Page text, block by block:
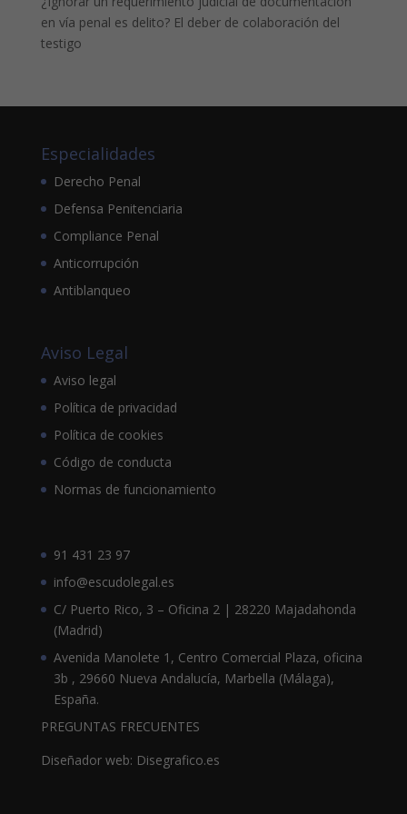
en vía penal es delito? El deber de colaboración del
testigo
Especialidades
Derecho Penal
Defensa Penitenciaria
Compliance Penal
Anticorrupción
Antiblanqueo
Aviso Legal
Aviso legal
Política de privacidad
Política de cookies
Código de conducta
Normas de funcionamiento
91 431 23 97
info@escudolegal.es
C/ Puerto Rico, 3 – Oficina 2 | 28220 Majadahonda
(Madrid)
Avenida Manolete 1, Centro Comercial Plaza, oficina
3b , 29660 Nueva Andalucía, Marbella (Málaga),
España.
PREGUNTAS FRECUENTES
Diseñador web: Disegrafico.es